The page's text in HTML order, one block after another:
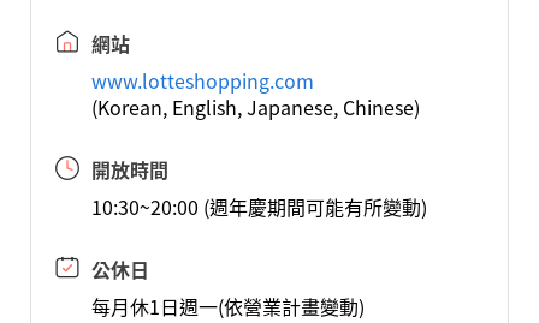
網站
www.lotteshopping.com
(Korean, English, Japanese, Chinese)
開放時間
10:30~20:00 (週年慶期間可能有所變動)
公休日
每月休1日週一(依營業計畫變動)